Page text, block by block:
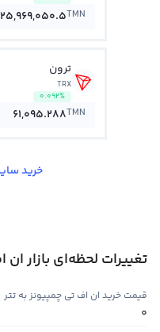
TMN
ترون
TRX
0.092%
61,095.288TMN
خرید
تغییرات لحظه‌ای بازار
قیمت خرید ان اف تی چمپیونز به تتر
0